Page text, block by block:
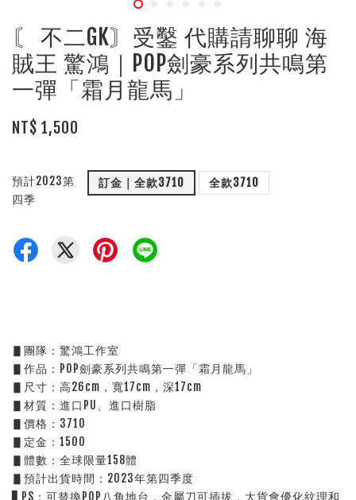
〘 不二GK〙受鑿 代購請聊聊 海
賊王 驚鴻｜POP劍豪系列共鳴第
一彈「霜月龍馬」
NT$ 1,500
預計2023第
四季
訂金｜全款3710 全款3710
▋團隊：驚鴻工作室
▋作品：POP劍豪系列共鳴第一彈「霜月龍馬」
▋尺寸：高26cm，寬17cm，深17cm
▋材質：進口PU、進口樹脂
▋價格：3710
▋定金：1500
▋體數：全球限量158體
▋預計出貨時間：2023年第四季度
▋PS：可替換POP八角地台，金屬刀可插拔，大貨會優化紋理和